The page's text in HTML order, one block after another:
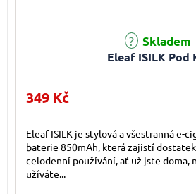
Eleaf ISILK Pod
Průměrné hodnocení produktu je 5,0 z
Skladem
349 Kč
Eleaf ISILK je stylová a všestranná e-
baterie 850mAh, která zajistí
celodenní používání, ať už jste doma,
užíváte...